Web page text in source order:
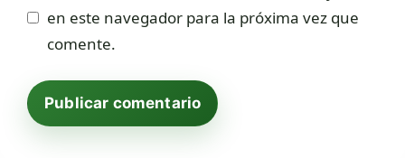
en este navegador para la próxima vez que
comente.